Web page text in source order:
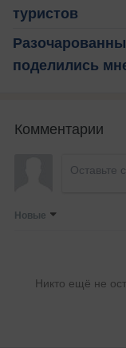
туристов
поделились
Комментарии
Новые
Никто ещё не